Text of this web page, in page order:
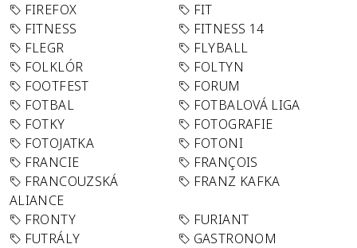
FIREFOX
FIT
FITNESS
FITNESS 14
FLEGR
FLYBALL
FOLKLÓR
FOLTYN
FOOTFEST
FORUM
FOTBAL
FOTBALOVÁ LIGA
FOTKY
FOTOGRAFIE
FOTOJATKA
FOTONI
FRANCIE
FRANÇOIS
FRANCOUZSKÁ
ALIANCE
FRANZ KAFKA
FRONTY
FURIANT
FUTRÁLY
GASTRONOM